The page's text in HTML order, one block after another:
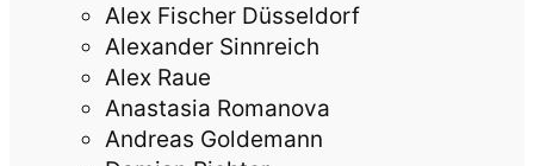
Alex Fischer Düsseldorf
Alexander Sinnreich
Alex Raue
Anastasia Romanova
Andreas Goldemann